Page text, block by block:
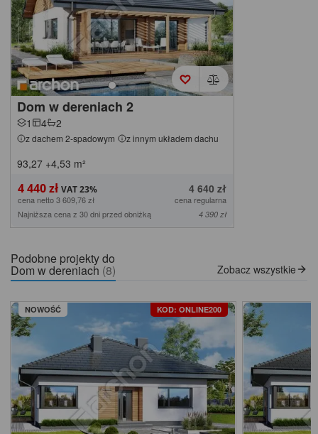
Dom w dereniach 2
1 4 2
z dachem 2-spadowym z innym układem dachu
93,27 +4,53 m²
4 440 zł 4 640 zł
cena netto 3 609,76 zł
cena regularna
Najniższa cena z 30 dni przed obniżką
4 390 zł
Podobne projekty do
Dom w dereniach (8) Zobacz wszystkie
NOWOŚĆ KOD: ONLINE200